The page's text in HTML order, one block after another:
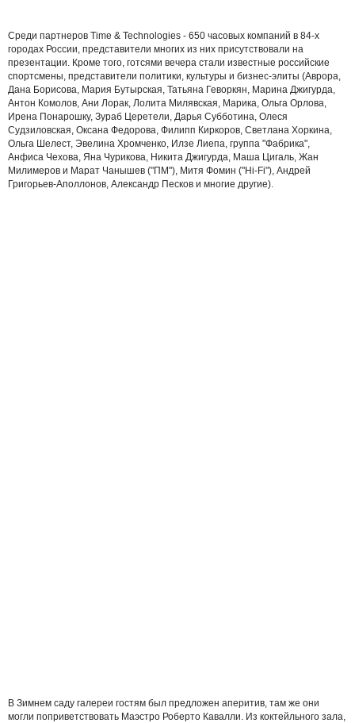
Среди партнеров Time & Technologies - 650 часовых компаний в 84-х
городах России, представители многих из них присутствовали на
презентации. Кроме того, готсями вечера стали известные российские
спортсмены, представители политики, культуры и бизнес-элиты (Аврора,
Дана Борисова, Мария Бутырская, Татьяна Геворкян, Марина Джигурда,
Антон Комолов, Ани Лорак, Лолита Милявская, Марика, Ольга Орлова,
Ирена Понарошку, Зураб Церетели, Дарья Субботина, Олеся
Судзиловская, Оксана Федорова, Филипп Киркоров, Светлана Хоркина,
Ольга Шелест, Эвелина Хромченко, Илзе Лиепа, группа "Фабрика",
Анфиса Чехова, Яна Чурикова, Никита Джигурда, Маша Цигаль, Жан
Милимеров и Марат Чанышев ("ПМ"), Митя Фомин ("Hi-Fi"), Андрей
Григорьев-Аполлонов, Александр Песков и многие другие).
В Зимнем саду галереи гостям был предложен аперитив, там же они
могли поприветствовать Маэстро Роберто Кавалли. Из коктейльного зала,